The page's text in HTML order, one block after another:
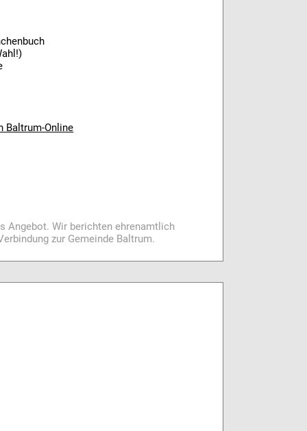
Baltrum-Online
Angebot. Wir berichten ehrenamtlich
zur Gemeinde Baltrum.